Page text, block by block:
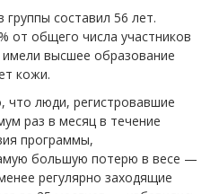
составил 56 лет.
от общего числа участников
высшее образование
кожи.
что люди, регистровавшие
раз в месяц в течение
программы,
большую потерю в весе —
регулярно заходящие